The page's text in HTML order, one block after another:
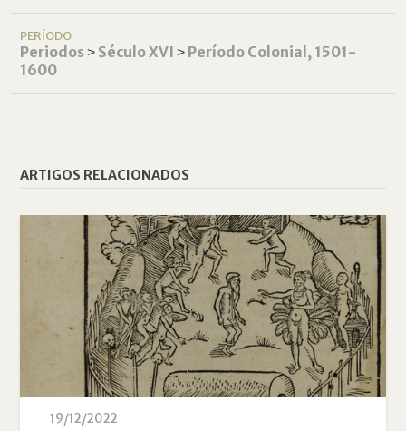
PERÍODO
Periodos˃ Século XVI ˃ Período Colonial, 1501-
1600
ARTIGOS RELACIONADOS
19/12/2022